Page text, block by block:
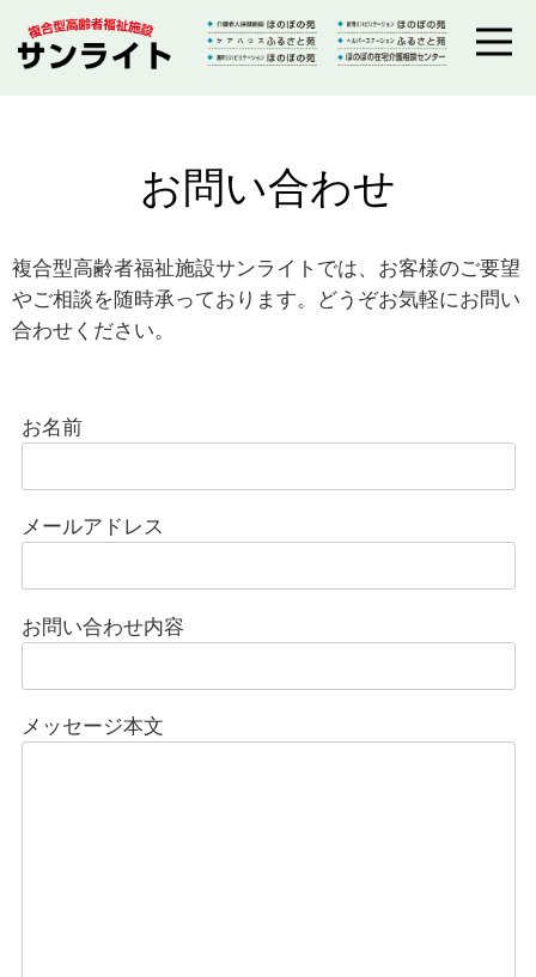
お問い合わせ
複合型高齢者福祉施設サンライトでは、お客様のご要望
やご相談を随時承っております。どうぞお気軽にお問い
合わせください。
お名前
メールアドレス
お問い合わせ内容
メッセージ本文